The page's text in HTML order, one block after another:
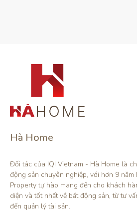
Hà Home
Đối tác của IQI Vietnam - Hà Home là
động sản chuyên nghiệp, với hơn 9 năm
Property tự hào mang đến cho khách
diện và tốt nhất về bất động sản, từ tư
đến quản lý tài sản.